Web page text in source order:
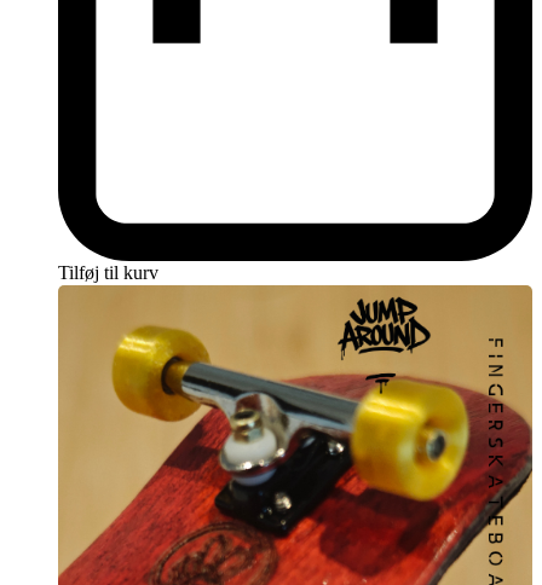
Tilføj til kurv